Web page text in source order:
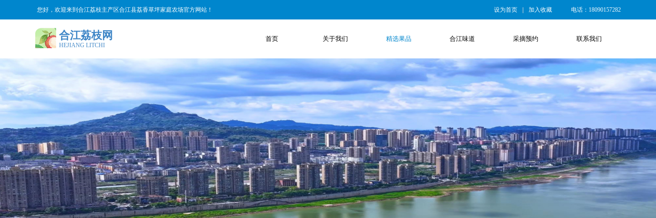
设为首页 加入收藏 电话：18090157282
您好，欢迎来到合江荔枝主产区合江县荔香草坪家庭农场官方网站！
首页 关于我们 精选果品 合江味道 采摘预约 联系我们
合江荔枝网
HEJIANG LITCHI